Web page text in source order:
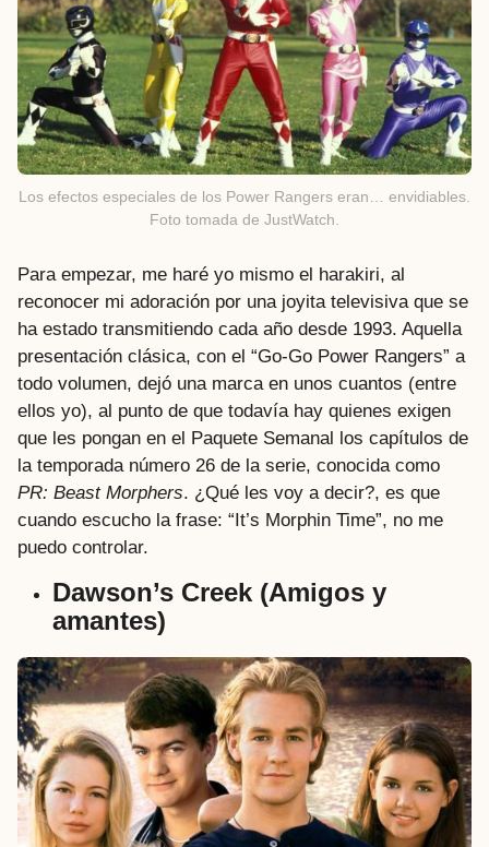
Los efectos especiales de los Power Rangers eran… envidiables.
Foto tomada de JustWatch.
Para empezar, me haré yo mismo el harakiri, al
reconocer mi adoración por una joyita televisiva que se
ha estado transmitiendo cada año desde 1993. Aquella
presentación clásica, con el “Go-Go Power Rangers” a
todo volumen, dejó una marca en unos cuantos (entre
ellos yo), al punto de que todavía hay quienes exigen
que les pongan en el Paquete Semanal los capítulos de
la temporada número 26 de la serie, conocida como
PR: Beast Morphers. ¿Qué les voy a decir?, es que
cuando escucho la frase: “It’s Morphin Time”, no me
puedo controlar.
Dawson’s Creek (Amigos y
amantes)